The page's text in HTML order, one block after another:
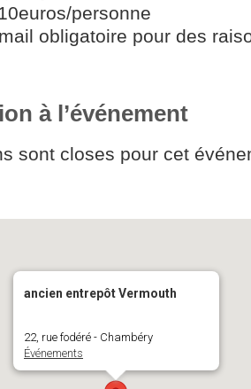
personne
obligatoire pour des
à l’événement
sont closes pour cet
ancien entrepôt Vermouth
22, rue fodéré - Chambéry
Événements